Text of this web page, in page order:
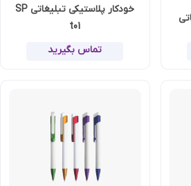
خودکار پلاستیکی تبلیغاتی SP
t01
تماس بگیرید